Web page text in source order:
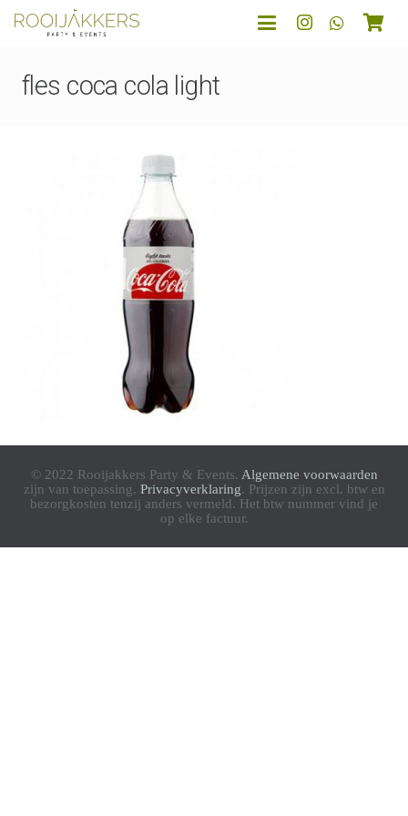
fles coca cola light
© 2022 Rooijakkers Party & Events. Algemene voorwaarden
zijn van toepassing. Privacyverklaring. Prijzen zijn excl. btw en
bezorgkosten tenzij anders vermeld. Het btw nummer vind je
op elke factuur.